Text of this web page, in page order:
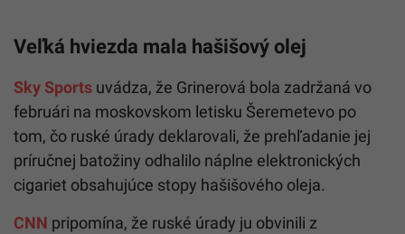
Veľká hviezda mala hašišový olej
Sky Sports uvádza, že Grinerová bola zadržaná vo
februári na moskovskom letisku Šeremetevo po
tom, čo ruské úrady deklarovali, že prehľadanie jej
príručnej batožiny odhalilo náplne elektronických
cigariet obsahujúce stopy hašišového oleja.
CNN pripomína, že ruské úrady ju obvinili z